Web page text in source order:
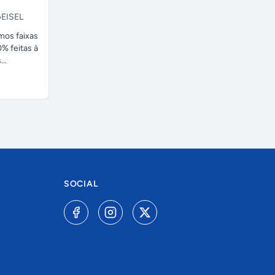
faixas
feitas à
SOCIAL